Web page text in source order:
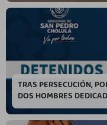
TRAS PERSECUCIÓN,
DOS HOMBRES